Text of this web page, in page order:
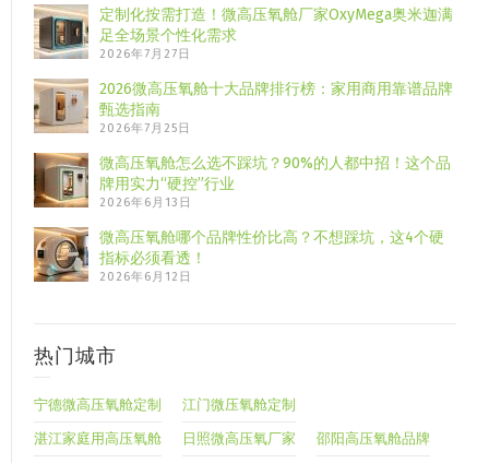
定制化按需打造！微高压氧舱厂家OxyMega奥米迦满
足全场景个性化需求
2026年7月27日
2026微高压氧舱十大品牌排行榜：家用商用靠谱品牌
甄选指南
2026年7月25日
微高压氧舱怎么选不踩坑？90%的人都中招！这个品
牌用实力“硬控”行业
2026年6月13日
微高压氧舱哪个品牌性价比高？不想踩坑，这4个硬
指标必须看透！
2026年6月12日
热门城市
宁德微高压氧舱定制 江门微压氧舱定制
湛江家庭用高压氧舱 日照微高压氧厂家 邵阳高压氧舱品牌